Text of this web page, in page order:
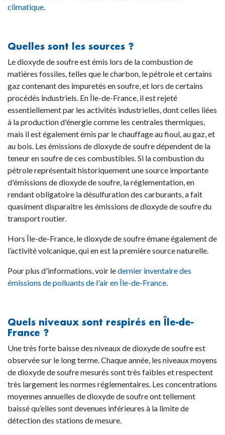
climatique.
Quelles sont les sources ?
Le dioxyde de soufre est émis lors de la combustion de
matières fossiles, telles que le charbon, le pétrole et certains
gaz contenant des impuretés en soufre, et lors de certains
procédés industriels. En Île-de-France, il est rejeté
essentiellement par les activités industrielles, dont celles liées
à la production d'énergie comme les centrales thermiques,
mais il est également émis par le chauffage au fioul, au gaz, et
au bois. Les émissions de dioxyde de soufre dépendent de la
teneur en soufre de ces combustibles. Si la combustion du
pétrole représentait historiquement une source importante
d'émissions de dioxyde de soufre, la réglementation, en
rendant obligatoire la désulfuration des carburants, a fait
quasiment disparaitre les émissions de dioxyde de soufre du
transport routier.
Hors Île-de-France, le dioxyde de soufre émane également de
l’activité volcanique, qui en est la première source naturelle.
Pour plus d'informations, voir ledernier inventaire des
émissions de polluants de l'air en Île-de-France.
Quels niveaux sont respirés en Île-de-
France ?
Une très forte baisse des niveaux de dioxyde de soufre est
observée sur le long terme. Chaque année, les niveaux moyens
de dioxyde de soufre mesurés sont très faibles et respectent
très largement les normes réglementaires. Les concentrations
moyennes annuelles de dioxyde de soufre ont tellement
baissé qu’elles sont devenues inférieures à la limite de
détection des stations de mesure.